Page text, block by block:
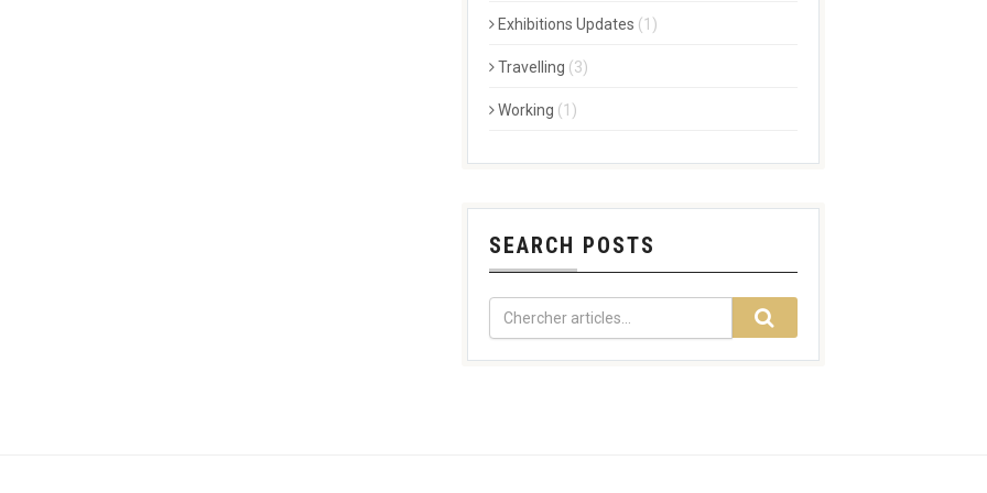
Exhibitions Updates (1)
Travelling (3)
Working (1)
SEARCH POSTS